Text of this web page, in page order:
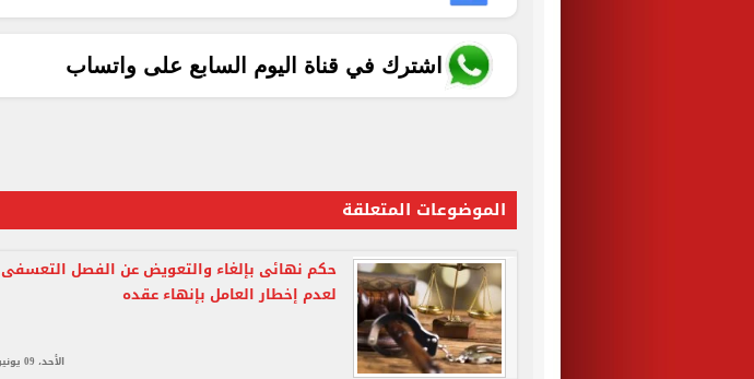
اشترك في قناة اليوم السابع على واتساب
الموضوعات المتعلقة
حكم نهائى بإلغاء والتعويض عن الفصل التعسفى
لعدم إخطار العامل بإنهاء عقده
الأحد، 09 يونيو 2019 09:08 م